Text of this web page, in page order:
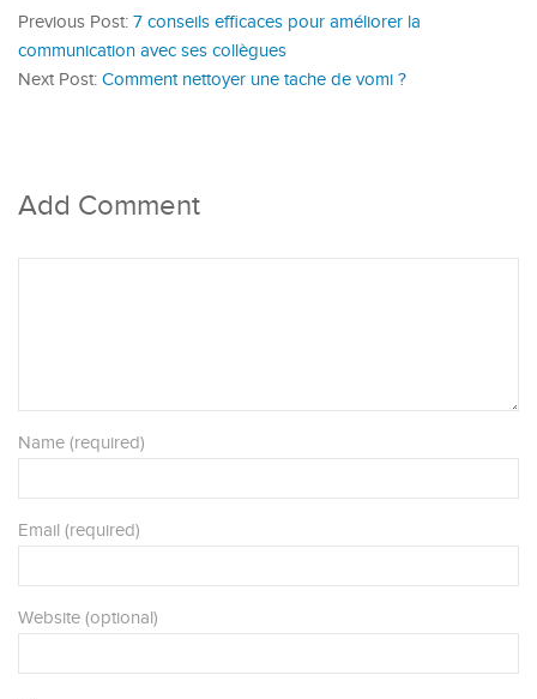
Previous Post: 7 conseils efficaces pour améliorer la
communication avec ses collègues
Next Post: Comment nettoyer une tache de vomi ?
Add Comment
Name (required)
Email (required)
Website (optional)